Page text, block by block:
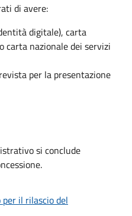
di avere:
digitale), carta
carta nazionale dei servizi
per la presentazione
si conclude
il rilascio del